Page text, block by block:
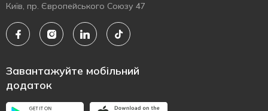
Київ, пр. Європейського Союзу 47
Завантажуйте мобільний
додаток